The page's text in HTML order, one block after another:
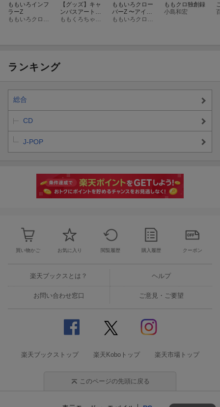
ももいろインフ
ラーZ
ももいろクローバーZ
【グッズ】キャ
ンバスアート
「ももくろちゃ
ももくろちゃんZ×サンリオキャラクターズ
ももいろクロー
バーZ 〜アイド
ルの向こう側〜
ももいろクローバーZ
ももクロ独創録
小島和宏
ランキング
総合
CD
J-POP
買い物かご お気に入り 閲覧履歴 購入履歴 クーポン
楽天ブックスとは？ ヘルプ
お問い合わせ窓口 ご意見・ご要望
楽天ブックストップ 楽天Koboトップ 楽天市場トップ
このページの先頭に戻る